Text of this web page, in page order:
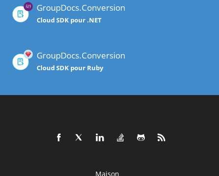
GroupDocs.Conversion
Cloud SDK pour .NET
GroupDocs.Conversion
Cloud SDK pour Ruby
Maison